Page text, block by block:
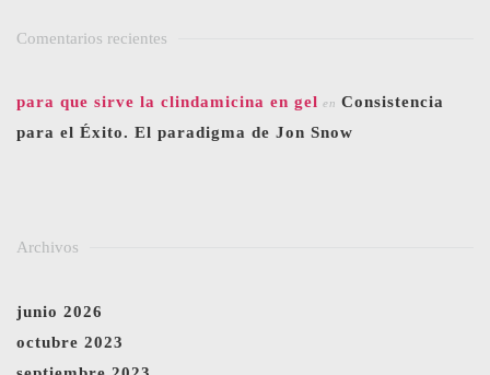
Comentarios recientes
para que sirve la clindamicina en gel en Consistencia
para el Éxito. El paradigma de Jon Snow
Archivos
junio 2026
octubre 2023